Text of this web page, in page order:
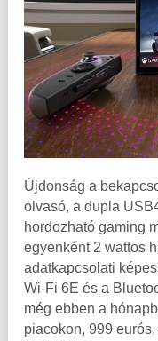
Újdonság a
olvasó, a dupla
hordozható gaming
egyenként 2 wattos
adatkapcsolati
Wi-Fi 6E és a
még ebben a
piacokon, 999